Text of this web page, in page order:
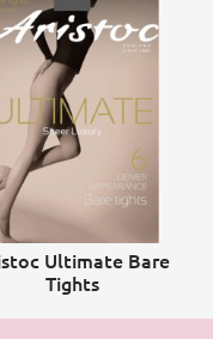
Ultimate Bare
Tights